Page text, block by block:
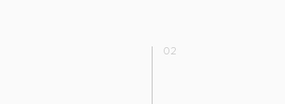
02